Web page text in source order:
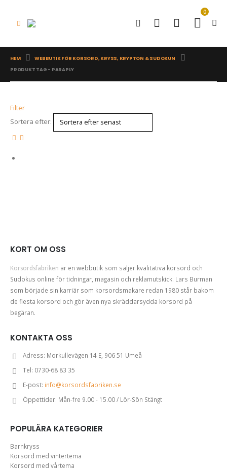
0
HEM
WEBBUTIK FÖR KORSORD, KRYSS, KRYPTON & SUDOKUN
PRODUKT TAG - PARAPLY
Filter
Sortera efter:
KORT OM OSS
Korsordsfabriken är en webbutik som säljer kvalitativa korsord och
Sudokus online för tidningar, magasin och reklamutskick. Lars Burman
som började sin karriär som korsordsmakare redan 1980 står bakom
de flesta korsord och gör även nya skräddarsydda korsord på
begäran.
KONTAKTA OSS
Adress: Morkullevägen 14 E, 906 51 Umeå
Tel: 0730-68 83 35
E-post: info@korsordsfabriken.se
Öppettider: Mån-fre 9.00 - 15.00 / Lör-Sön Stängt
POPULÄRA KATEGORIER
Barnkryss
Korsord med vintertema
Korsord med vårtema